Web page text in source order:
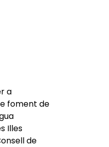
a
foment de
Illes
de